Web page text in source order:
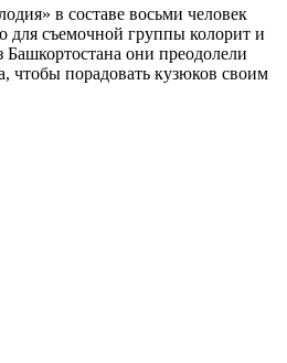
в составе восьми человек
для съемочной группы колорит и
Башкортостана они преодолели
чтобы порадовать кузюков своим